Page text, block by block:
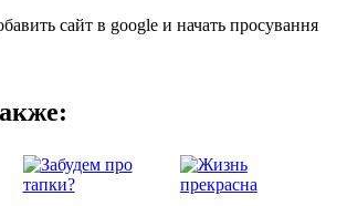
сайт в google и начать просування